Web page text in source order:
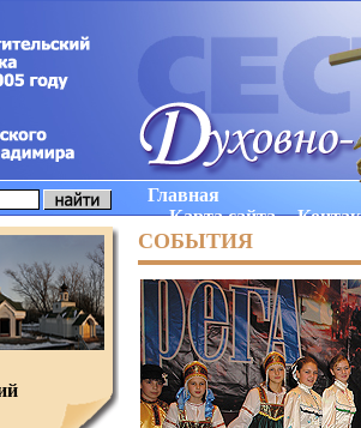
Главная
Карта сайта
СОБЫТИЯ